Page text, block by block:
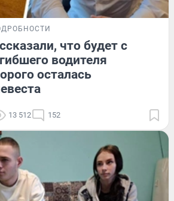
что будет с
водителя
осталась
13 512 152